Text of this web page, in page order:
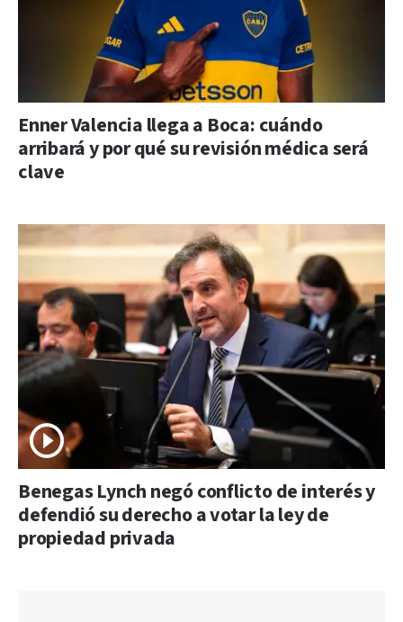
Enner Valencia llega a Boca: cuándo
arribará y por qué su revisión médica será
clave
Benegas Lynch negó conflicto de interés y
defendió su derecho a votar la ley de
propiedad privada